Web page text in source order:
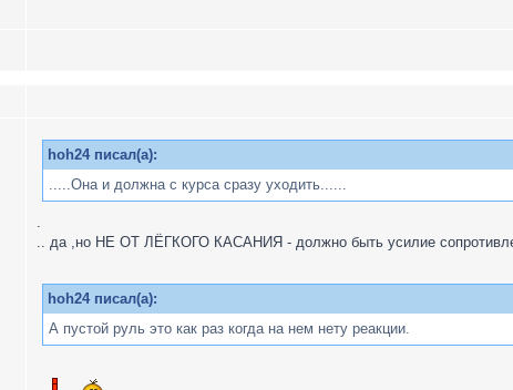
hoh24 писал(а):
.....Она и должна с курса сразу уходить......
.
.. да ,но НЕ ОТ ЛЁГКОГО КАСАНИЯ - должно быть усилие
hoh24 писал(а):
А пустой руль это как раз когда на нем нету реакции.